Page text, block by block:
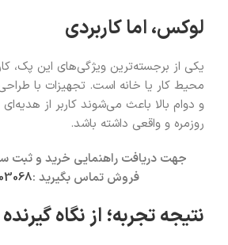
لوکس، اما کاربردی
یکی از برجسته‌ترین ویژگی‌های این پک،
محیط کار یا خانه است. تجهیزات با
و دوام بالا باعث می‌شوند کاربر از
روزمره و واقعی داشته باشد.
جهت دریافت راهنمایی خرید و ثبت
فروش تماس بگیرید :
نتیجه تجربه؛ از نگاه